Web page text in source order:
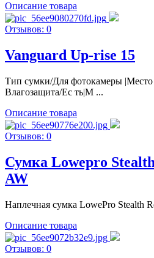
Описание товара
Отзывов: 0
Vanguard Up-rise 15
Тип сумки/Для фотокамеры |Место
Влагозащита/Ес ть|М ...
Описание товара
Отзывов: 0
Сумка Lowepro
AW
Наплечная сумка LowePro Stealth
Описание товара
Отзывов: 0